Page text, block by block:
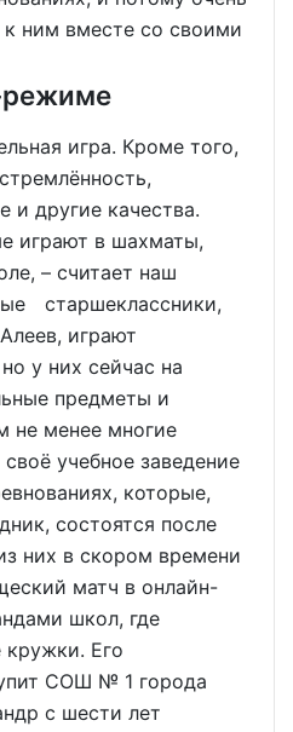
к ним вместе со своими
режиме
игра. Кроме того,
и другие качества.
играют в шахматы,
– считает наш
старшеклассники,
играют
у них сейчас на
предметы и
не менее многие
учебное заведение
которые,
состоятся после
них в скором времени
матч в онлайн-
школ, где
Его
СОШ № 1 города
с шести лет